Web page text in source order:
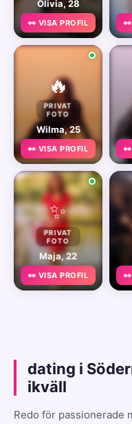
Olivia, 28
👀 VISA PROFIL
🔥
PRIVAT
FOTO
Wilma, 25
👀 VISA PROFIL
✨
PRIVAT
FOTO
Maja, 22
👀 VISA PROFIL
dating i
ikväll
Redo för passionerade